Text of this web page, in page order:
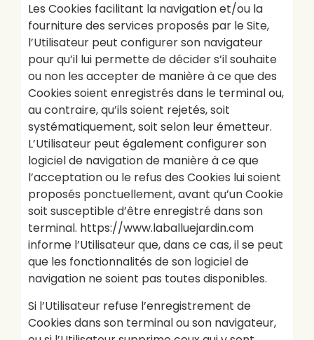
Les Cookies facilitant la navigation et/ou la
fourniture des services proposés par le Site,
l’Utilisateur peut configurer son navigateur
pour qu’il lui permette de décider s’il souhaite
ou non les accepter de manière à ce que des
Cookies soient enregistrés dans le terminal ou,
au contraire, qu’ils soient rejetés, soit
systématiquement, soit selon leur émetteur.
L’Utilisateur peut également configurer son
logiciel de navigation de manière à ce que
l’acceptation ou le refus des Cookies lui soient
proposés ponctuellement, avant qu’un Cookie
soit susceptible d’être enregistré dans son
terminal. https://www.laballuejardin.com
informe l’Utilisateur que, dans ce cas, il se peut
que les fonctionnalités de son logiciel de
navigation ne soient pas toutes disponibles.
Si l’Utilisateur refuse l’enregistrement de
Cookies dans son terminal ou son navigateur,